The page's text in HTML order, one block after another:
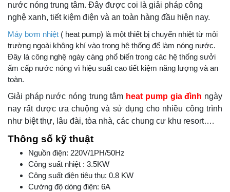
nước nóng trung tâm. Đây được coi là giải pháp công
nghệ xanh, tiết kiệm điện và an toàn hàng đầu hiện nay.
Máy bơm nhiệt ( heat pump) là một thiết bị chuyển nhiệt từ môi
trường ngoài không khí vào trong hệ thống để làm nóng nước.
Đây là công nghệ ngày càng phổ biến trong các hệ thống sưởi
ấm cấp nước nóng vì hiệu suất cao tiết kiệm năng lượng và an
toàn.
Giải pháp nước nóng trung tâm heat pump gia đình ngày
nay rất được ưa chuộng và sử dụng cho nhiều công trình
như biệt thự, lâu đài, tòa nhà, các chung cư khu resort….
Thông số kỹ thuật
Nguồn điện: 220V/1PH/50Hz
Công suất nhiệt : 3.5KW
Công suất điện tiêu thụ: 0.8 KW
Cường độ dòng điện: 6A